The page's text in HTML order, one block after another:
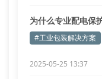
为什么专业配电保
全？
#工业包装解决方案
2025-05-25 13:37